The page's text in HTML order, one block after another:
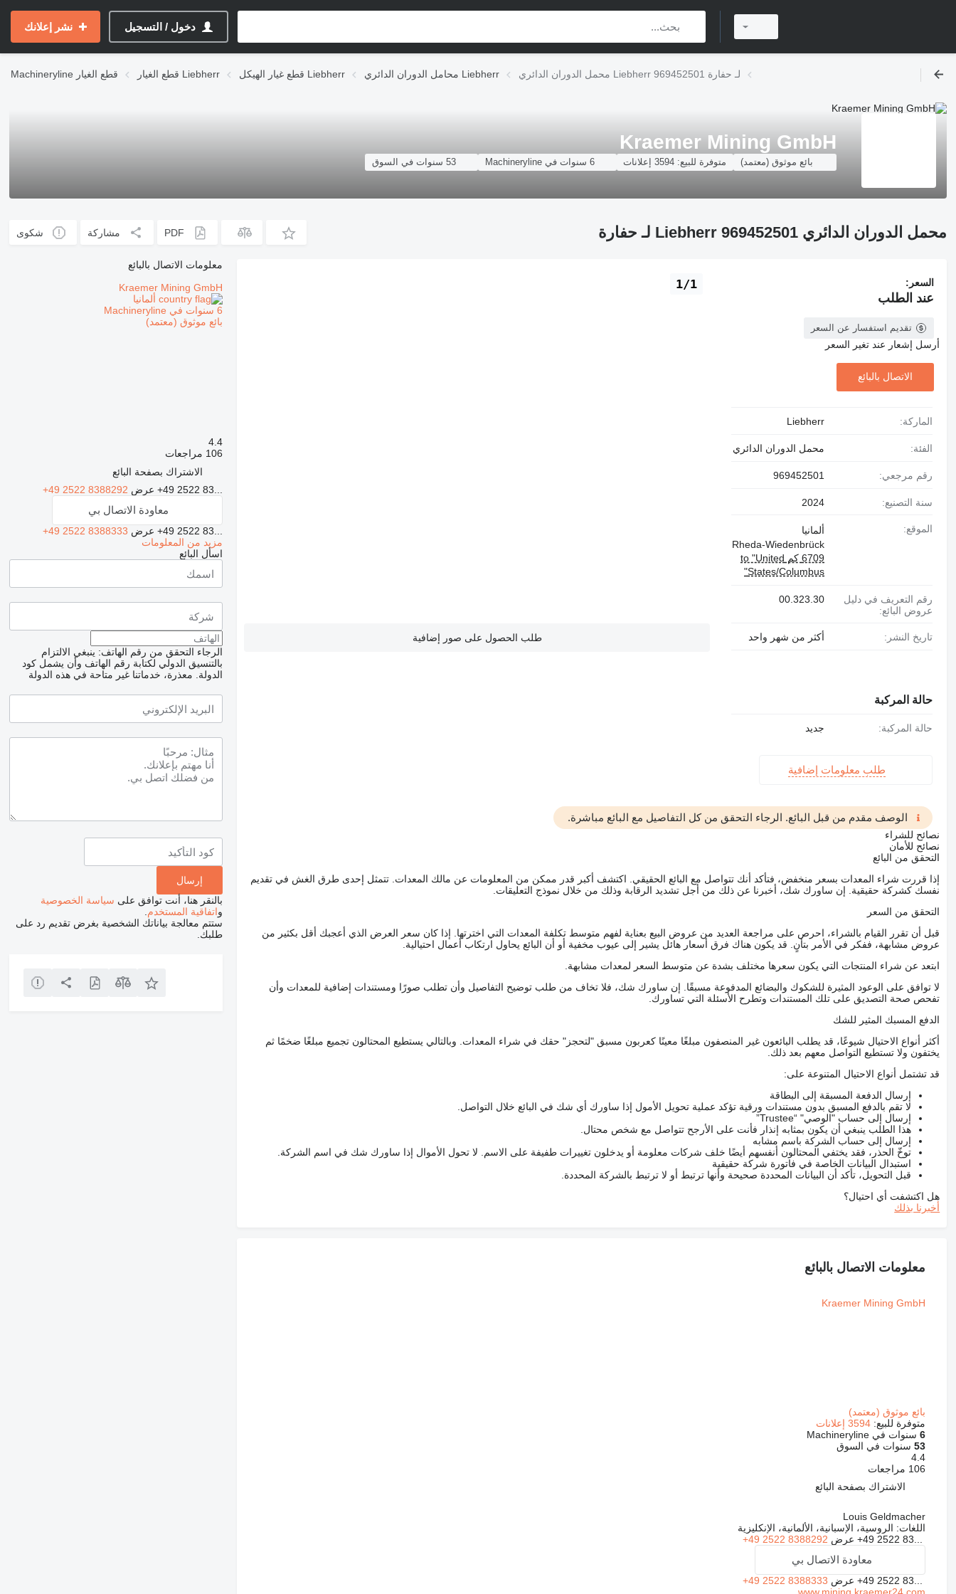
دخول / التسجيل نشر إعلانك
Machineryline قطع الغيار قطع الغيار Liebherr قطع غيار الهيكل Liebherr محامل الدوران الدائري Liebherr محمل الدوران الدائري Liebherr 969452501 لـ حفارة
Kraemer Mining GmbH
بائع موثوق (معتمد) متوفرة للبيع: 3594 إعلانات 6 سنوات في Machineryline 53 سنوات في السوق
محمل الدوران الدائري Liebherr 969452501 لـ حفارة PDF مشاركة شكوى
1/1
طلب الحصول على صور إضافية
السعر:
عند الطلب
تقديم استفسار عن السعر
أرسل إشعار عند تغير السعر
الاتصال بالبائع
الماركة: Liebherr
الفئة: محمل الدوران الدائري
رقم مرجعي: 969452501
سنة التصنيع: 2024
الموقع:
ألمانيا
Rheda-Wiedenbrück
6709 كم to "United
States/Columbus"
رقم التعريف في دليل
عروض البائع:
00.323.30
تاريخ النشر: أكثر من شهر واحد
حالة المركبة
حالة المركبة: جديد
طلب معلومات إضافية
الوصف مقدم من قبل البائع. الرجاء التحقق من كل التفاصيل مع البائع مباشرة.
نصائح للشراء
نصائح للأمان
التحقق من البائع
إذا قررت شراء المعدات بسعر منخفض، فتأكد أنك تتواصل مع البائع الحقيقي. اكتشف أكبر قدر ممكن من المعلومات عن مالك المعدات. تتمثل إحدى طرق الغش في تقديم
نفسك كشركة حقيقية. إن ساورك شك، أخبرنا عن ذلك من أجل تشديد الرقابة وذلك من خلال نموذج التعليقات.
التحقق من السعر
قبل أن تقرر القيام بالشراء، احرص على مراجعة العديد من عروض البيع بعناية لفهم متوسط تكلفة المعدات التي اخترتها. إذا كان سعر العرض الذي أعجبك أقل بكثير من
عروض مشابهة، ففكر في الأمر بتأنٍ. قد يكون هناك فرق أسعار هائل يشير إلى عيوب مخفية أو أن البائع يحاول ارتكاب أعمال احتيالية.
ابتعد عن شراء المنتجات التي يكون سعرها مختلف بشدة عن متوسط السعر لمعدات مشابهة.
لا توافق على الوعود المثيرة للشكوك والبضائع المدفوعة مسبقًا. إن ساورك شك، فلا تخاف من طلب توضيح التفاصيل وأن تطلب صورًا ومستندات إضافية للمعدات وأن
تفحص صحة التصديق على تلك المستندات وتطرح الأسئلة التي تساورك.
الدفع المسبك المثير للشك
أكثر أنواع الاحتيال شيوعًا، قد يطلب البائعون غير المنصفون مبلغًا معينًا كعربون مسبق "لتحجز" حقك في شراء المعدات. وبالتالي يستطيع المحتالون تجميع مبلغًا ضخمًا ثم
يختفون ولا تستطيع التواصل معهم بعد ذلك.
قد تشتمل أنواع الاحتيال المتنوعة على:
إرسال الدفعة المسبقة إلى البطاقة
لا تقم بالدفع المسبق بدون مستندات ورقية تؤكد عملية تحويل الأمول إذا ساورك أي شك في البائع خلال التواصل.
إرسال إلى حساب "الوصي" “Trustee”
هذا الطلب ينبغي أن يكون بمثابه إنذار فأنت على الأرجح تتواصل مع شخص محتال.
إرسال إلى حساب الشركة باسم مشابه
توخّ الحذر، فقد يختفي المحتالون أنفسهم أيضًا خلف شركات معلومة أو يدخلون تغييرات طفيفة على الاسم. لا تحول الأموال إذا ساورك شك في اسم الشركة.
استبدال البيانات الخاصة في فاتورة شركة حقيقية
قبل التحويل، تأكد أن البيانات المحددة صحيحة وأنها ترتبط أو لا ترتبط بالشركة المحددة.
هل اكتشفت أي احتيال؟
أخبرنا بذلك
معلومات الاتصال بالبائع
Kraemer Mining GmbH
بائع موثوق (معتمد)
متوفرة للبيع: 3594 إعلانات
6سنوات في Machineryline
53سنوات في السوق
4.4
106 مراجعات
الاشتراك بصفحة البائع
Louis Geldmacher
اللغات: الروسية، الإسبانية، الألمانية، الإنكليزية
+49 2522 83... عرض +49 2522 8388292
معاودة الاتصال بي
+49 2522 83... عرض +49 2522 8388333
معلومات الاتصال بالبائع
Kraemer Mining GmbH
ألمانيا
6 سنوات في Machineryline
بائع موثوق (معتمد)
4.4
106 مراجعات
الاشتراك بصفحة البائع
+49 2522 83... عرض +49 2522 8388292
معاودة الاتصال بي
+49 2522 83... عرض +49 2522 8388333
مزيد من المعلومات
اسأل البائع
الرجاء التحقق من رقم الهاتف: ينبغي الالتزام
بالتنسيق الدولي لكتابة رقم الهاتف وأن يشمل كود
الدولة.
معذرة، خدماتنا غير متاحة في هذه الدولة
بالنقر هنا، أنت توافق على سياسة الخصوصية
واتفاقية المستخدم
ستتم معالجة بياناتك الشخصية بغرض تقديم رد على
طلبك.